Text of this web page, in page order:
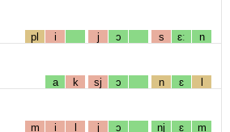
pl i j ɔ s ɛː n
a k sj ɔ n ɛ l
m i l j ɔ nj ɛ m